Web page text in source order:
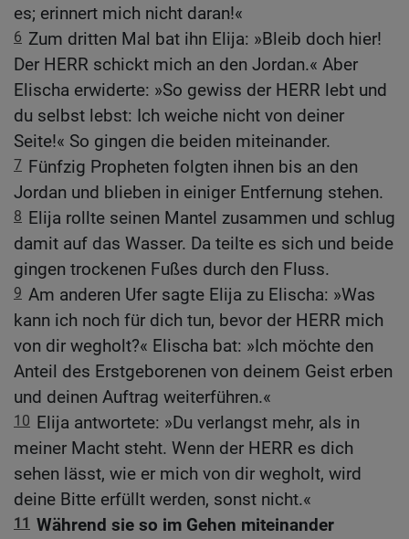
es; erinnert mich nicht daran!«
6 Zum dritten Mal bat ihn Elija: »Bleib doch hier!
Der HERR schickt mich an den Jordan.« Aber
Elischa erwiderte: »So gewiss der HERR lebt und
du selbst lebst: Ich weiche nicht von deiner
Seite!« So gingen die beiden miteinander.
7 Fünfzig Propheten folgten ihnen bis an den
Jordan und blieben in einiger Entfernung stehen.
8 Elija rollte seinen Mantel zusammen und schlug
damit auf das Wasser. Da teilte es sich und beide
gingen trockenen Fußes durch den Fluss.
9 Am anderen Ufer sagte Elija zu Elischa: »Was
kann ich noch für dich tun, bevor der HERR mich
von dir wegholt?« Elischa bat: »Ich möchte den
Anteil des Erstgeborenen von deinem Geist erben
und deinen Auftrag weiterführen.«
10 Elija antwortete: »Du verlangst mehr, als in
meiner Macht steht. Wenn der HERR es dich
sehen lässt, wie er mich von dir wegholt, wird
deine Bitte erfüllt werden, sonst nicht.«
11 Während sie so im Gehen miteinander